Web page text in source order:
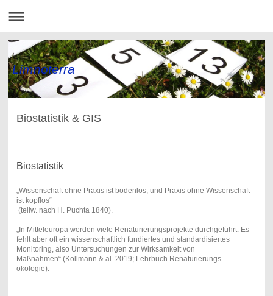
Limnoterra
Biostatistik & GIS
Biostatistik
„Wissenschaft ohne Praxis ist bodenlos, und Praxis ohne Wissenschaft
ist kopflos“
(teilw. nach H. Puchta 1840).
In Mitteleuropa werden viele Renaturierungsprojekte durchgeführt. Es
fehlt aber oft ein wissenschaftlich fundiertes und standardisiertes
Monitoring, also Untersuchungen zur Wirksamkeit von
Maßnahmen“ (Kollmann & al. 2019; Lehrbuch Renaturierungs-
ökologie).